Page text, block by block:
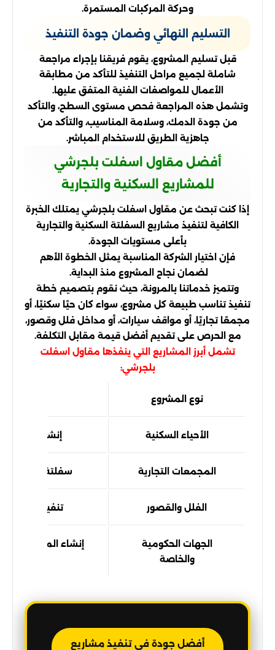
وحركة المركبات المستمرة.
التسليم النهائي وضمان جودة التنفيذ
قبل تسليم المشروع، يقوم فريقنا بإجراء مراجعة
شاملة لجميع مراحل التنفيذ للتأكد من مطابقة
الأعمال للمواصفات الفنية المتفق عليها.
وتشمل هذه المراجعة فحص مستوى السطح، والتأكد
من جودة الدمك، وسلامة المناسيب، والتأكد من
جاهزية الطريق للاستخدام المباشر.
أفضل مقاول اسفلت بلجرشي
للمشاريع السكنية والتجارية
إذا كنت تبحث عن مقاول اسفلت بلجرشي يمتلك الخبرة
الكافية لتنفيذ مشاريع السفلتة السكنية والتجارية
بأعلى مستويات الجودة.
فإن اختيار الشركة المناسبة يمثل الخطوة الأهم
لضمان نجاح المشروع منذ البداية.
وتتميز خدماتنا بالمرونة، حيث نقوم بتصميم خطة
تنفيذ تناسب طبيعة كل مشروع، سواء كان حيًا سكنيًا، أو
مجمعًا تجاريًا، أو مواقف سيارات، أو مداخل فلل وقصور،
مع الحرص على تقديم أفضل قيمة مقابل التكلفة.
تشمل أبرز المشاريع التي ينفذها مقاول اسفلت
بلجرشي:
نوع المشروع
الأحياء السكنية إنشاء الطرق
المجمعات التجارية سفلتة المداخل
الفلل والقصور تنفيذ
الجهات الحكومية
والخاصة
إنشاء المواقف
أفضل جودة في تنفيذ مشاريع